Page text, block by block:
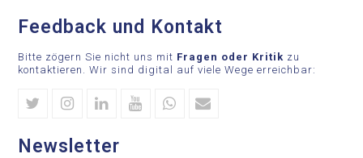
Feedback und Kontakt
Bitte zögern Sie nicht uns mit Fragen oder Kritik zu
kontaktieren. Wir sind digital auf viele Wege erreichbar:
TwitterInstagram
LinkedinYoutubeWhatsapp
Newsletter